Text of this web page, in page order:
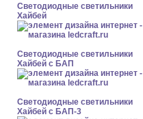
Светодиодные светильники
Хайбей
Светодиодные светильники
Хайбей с БАП
Светодиодные светильники
Хайбей с БАП-3